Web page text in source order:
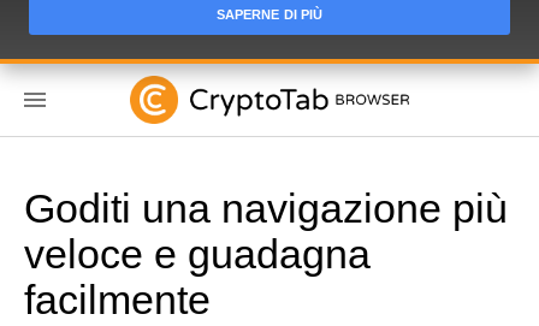
SAPERNE DI PIÙ
Goditi una navigazione più
veloce e guadagna
facilmente